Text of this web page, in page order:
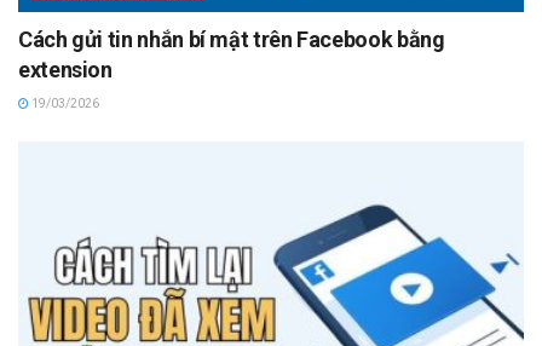
Cách gửi tin nhắn bí mật trên Facebook bằng
extension
19/03/2026